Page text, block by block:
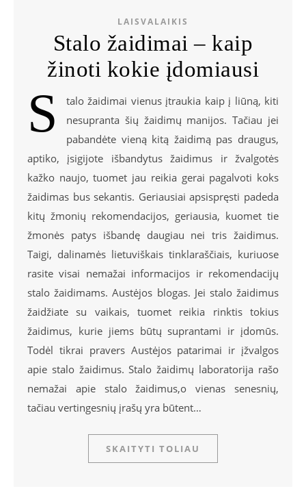
LAISVALAIKIS
Stalo žaidimai – kaip
žinoti kokie įdomiausi
S
talo žaidimai vienus įtraukia kaip į liūną, kiti
nesupranta šių žaidimų manijos. Tačiau jei
pabandėte vieną kitą žaidimą pas draugus,
aptiko, įsigijote išbandytus žaidimus ir žvalgotės
kažko naujo, tuomet jau reikia gerai pagalvoti koks
žaidimas bus sekantis. Geriausiai apsispręsti padeda
kitų žmonių rekomendacijos, geriausia, kuomet tie
žmonės patys išbandę daugiau nei tris žaidimus.
Taigi, dalinamės lietuviškais tinklaraščiais, kuriuose
rasite visai nemažai informacijos ir rekomendacijų
stalo žaidimams. Austėjos blogas. Jei stalo žaidimus
žaidžiate su vaikais, tuomet reikia rinktis tokius
žaidimus, kurie jiems būtų suprantami ir įdomūs.
Todėl tikrai pravers Austėjos patarimai ir įžvalgos
apie stalo žaidimus. Stalo žaidimų laboratorija rašo
nemažai apie stalo žaidimus,o vienas senesnių,
tačiau vertingesnių įrašų yra būtent…
SKAITYTI TOLIAU